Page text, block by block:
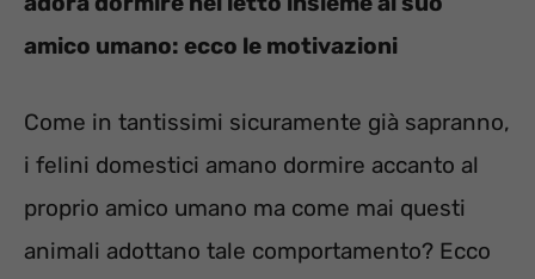
amico umano: ecco le motivazioni
Come in tantissimi sicuramente già sapranno,
i felini domestici amano dormire accanto al
proprio amico umano ma come mai questi
animali adottano tale comportamento? Ecco